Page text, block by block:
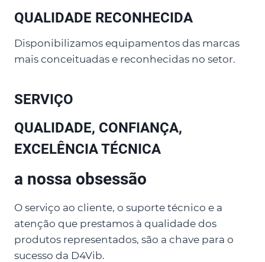
QUALIDADE RECONHECIDA
Disponibilizamos equipamentos das marcas
mais conceituadas e reconhecidas no setor.
SERVIÇO
QUALIDADE, CONFIANÇA,
EXCELÊNCIA TÉCNICA
a nossa obsessão
O serviço ao cliente, o suporte técnico e a
atenção que prestamos à qualidade dos
produtos representados, são a chave para o
sucesso da D4Vib.